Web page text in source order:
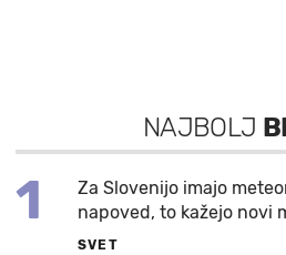
NAJBOLJ
1
Za Slovenijo imajo
napoved, to kažejo novi
SVET